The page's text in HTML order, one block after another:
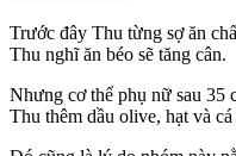
Trước đây Thu từng sợ ăn
Thu nghĩ ăn béo sẽ tăng cân.
Nhưng cơ thể phụ nữ sau 35
Thu thêm dầu olive, hạt và